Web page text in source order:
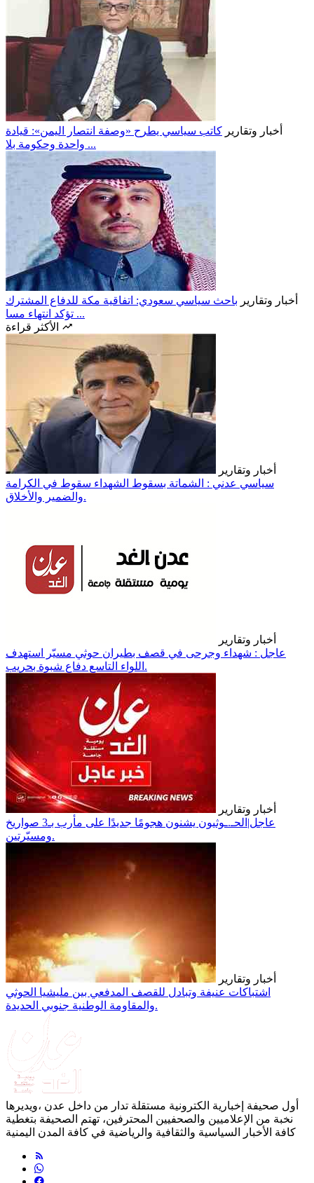
أخبار وتقارير كاتب سياسي يطرح «وصفة انتصار اليمن»: قيادة
واحدة وحكومة بلا ...
أخبار وتقارير باحث سياسي سعودي: اتفاقية مكة للدفاع المشترك
تؤكد انتهاء مسا ...
أخبار وتقارير
سياسي عدني : الشماتة بسقوط الشهداء سقوط في الكرامة
والضمير والأخلاق.
أخبار وتقارير
عاجل : شهداء وجرحى في قصف بطيران حوثي مسيّر استهدف
اللواء التاسع دفاع شبوة بحريب.
أخبار وتقارير
عاجل|الحـ.ـوثيون يشنون هجومًا جديدًا على مأرب بـ3 صواريخ
ومسيّرتين.
أخبار وتقارير
اشتباكات عنيفة وتبادل للقصف المدفعي بين مليشيا الحوثي
والمقاومة الوطنية جنوبي الحديدة.
أول صحيفة إخبارية الكترونية مستقلة تدار من داخل عدن ،ويديرها
نخبة من الإعلاميين والصحفيين المحترفين، تهتم الصحيفة بتغطية
كافة الأخبار السياسية والثقافية والرياضية في كافة المدن اليمنية